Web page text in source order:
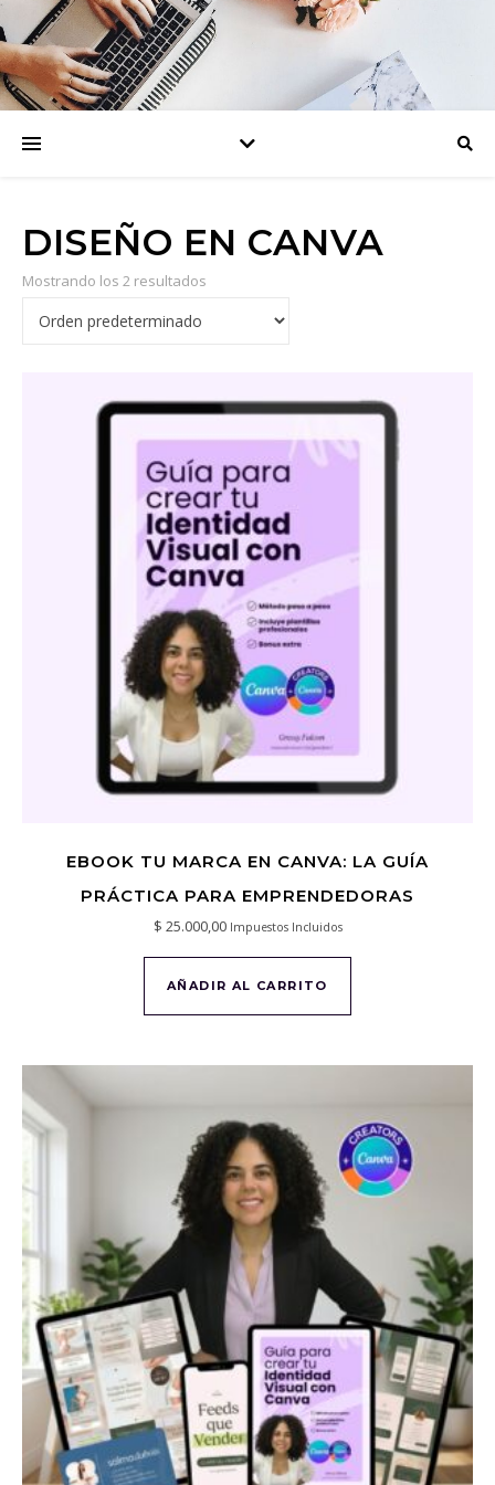
DISEÑO EN CANVA
Mostrando los 2 resultados
EBOOK TU MARCA EN CANVA: LA GUÍA
PRÁCTICA PARA EMPRENDEDORAS
$ 25.000,00 Impuestos Incluidos
AÑADIR AL CARRITO